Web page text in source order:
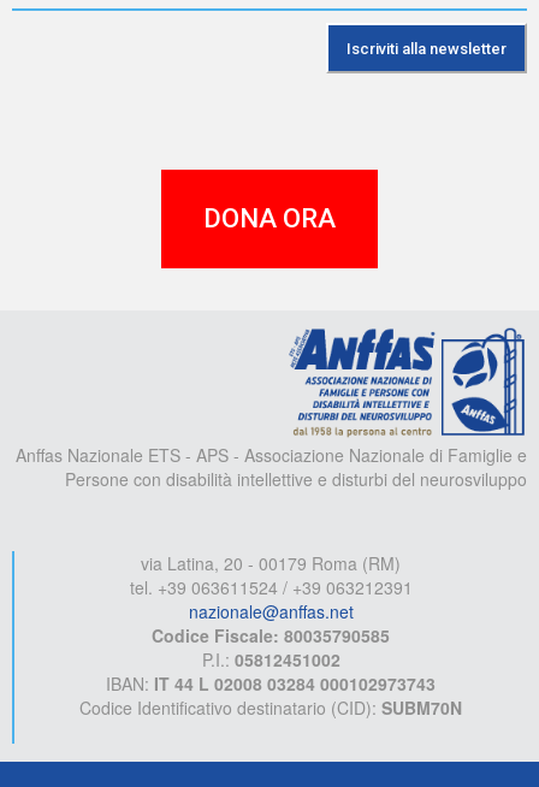
DONA ORA
Anffas Nazionale ETS - APS - Associazione Nazionale di Famiglie e
Persone con disabilità intellettive e disturbi del neurosviluppo
via Latina, 20 - 00179 Roma (RM)
tel. +39 063611524 / +39 063212391
nazionale@anffas.net
Codice Fiscale: 80035790585
P.I.: 05812451002
IBAN: IT 44 L 02008 03284 000102973743
Codice Identificativo destinatario (CID): SUBM70N